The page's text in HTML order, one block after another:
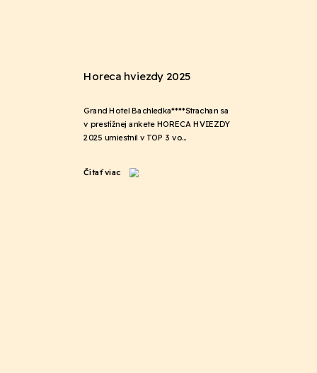
Horeca hviezdy 2025
Grand Hotel Bachledka****Strachan sa
v prestížnej ankete HORECA HVIEZDY
2025 umiestnil v TOP 3 vo…
Čítať viac